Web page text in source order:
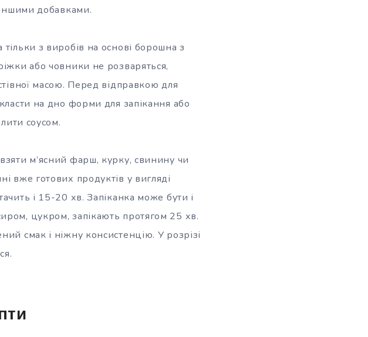
добавками.
з виробів на основі борошна з
або човники не розваряться,
масою. Перед відправкою для
на дно форми для запікання або
соусом.
м’ясний фарш, курку, свинину чи
вже готових продуктів у вигляді
і 15-20 хв. Запіканка може бути і
цукром, запікають протягом 25 хв.
смак і ніжну консистенцію. У розрізі